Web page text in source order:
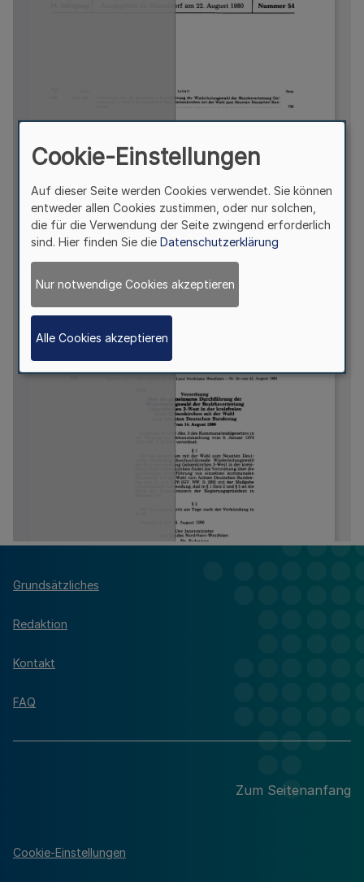
Grundsätzliches
Redaktion
Kontakt
FAQ
Zum Seitenanfang
Cookie-Einstellungen
Cookie-Einstellungen
Auf dieser Seite werden Cookies verwendet. Sie können
entweder allen Cookies zustimmen, oder nur solchen,
die für die Verwendung der Seite zwingend erforderlich
sind. Hier finden Sie die Datenschutzerklärung
Nur notwendige Cookies akzeptieren
Alle Cookies akzeptieren